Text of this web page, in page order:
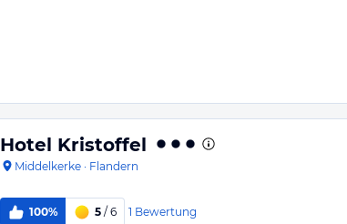
Hotel Kristoffel
Middelkerke · Flandern
100% 5 / 6 1 Bewertung